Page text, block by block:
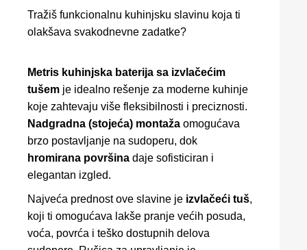
Tražiš funkcionalnu kuhinjsku slavinu koja ti
olakšava svakodnevne zadatke?
Metris kuhinjska baterija sa izvlačećim
tušem je idealno rešenje za moderne kuhinje
koje zahtevaju više fleksibilnosti i preciznosti.
Nadgradna (stojeća) montaža omogućava
brzo postavljanje na sudoperu, dok
hromirana površina daje sofisticiran i
elegantan izgled.
Najveća prednost ove slavine je izvlačeći tuš,
koji ti omogućava lakše pranje većih posuda,
voća, povrća i teško dostupnih delova